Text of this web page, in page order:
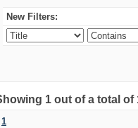
New Filters:
1 out of a total of
1